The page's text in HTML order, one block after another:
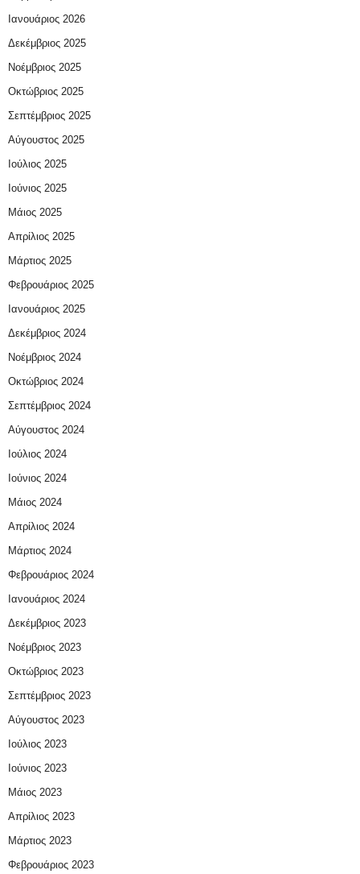
Ιανουάριος 2026
Δεκέμβριος 2025
Νοέμβριος 2025
Οκτώβριος 2025
Σεπτέμβριος 2025
Αύγουστος 2025
Ιούλιος 2025
Ιούνιος 2025
Μάιος 2025
Απρίλιος 2025
Μάρτιος 2025
Φεβρουάριος 2025
Ιανουάριος 2025
Δεκέμβριος 2024
Νοέμβριος 2024
Οκτώβριος 2024
Σεπτέμβριος 2024
Αύγουστος 2024
Ιούλιος 2024
Ιούνιος 2024
Μάιος 2024
Απρίλιος 2024
Μάρτιος 2024
Φεβρουάριος 2024
Ιανουάριος 2024
Δεκέμβριος 2023
Νοέμβριος 2023
Οκτώβριος 2023
Σεπτέμβριος 2023
Αύγουστος 2023
Ιούλιος 2023
Ιούνιος 2023
Μάιος 2023
Απρίλιος 2023
Μάρτιος 2023
Φεβρουάριος 2023